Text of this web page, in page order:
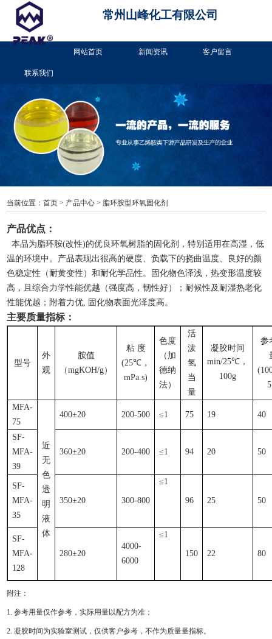
常州山峰化工有限公司
网站首页 新闻资讯 客户留言
联系我们
当前位置：首页 > 产品中心 > 脂环胺型环氧固化剂
产品优点：
本品为脂环胺(改性)的优良环氧树脂的固化剂，特别适用在高湿，低
温的环境中。产品表现出很高的硬度、负载下的挠曲温度、良好的颜
色稳定性（耐黄变性）和耐化学品性。固化物色泽浅，热变形温度较
高，且综合力学性能优越（强度高，韧性好）；耐候性及耐湿热老化
性能优越；附着力优, 固化物表面光泽度高。
主要质量指标：
型号
外
观
胺值
（mgKOH/g）
粘 度
(25℃，
mPa.s)
色度
（加
德纳
法）
活
泼
氢
当
量
凝胶时间
min/25℃，
100g
参
MFA-
75
近
无
色
透
明
液
体
400±20 200-500 ≤1 75 19 40
SF-
MFA-
39
360±20 200-400 ≤1 94 20 50
SF-
MFA-
35
350±20 300-800
≤1
96 25 50
SF-
MFA-
128
280±20
4000-
6000
≤1
150 22 80
附注：
1.参考用量仅作参考，实际用量以配方为准；
2.凝胶时间为实验室测试，仅供客户参考，不作为质量量指标。